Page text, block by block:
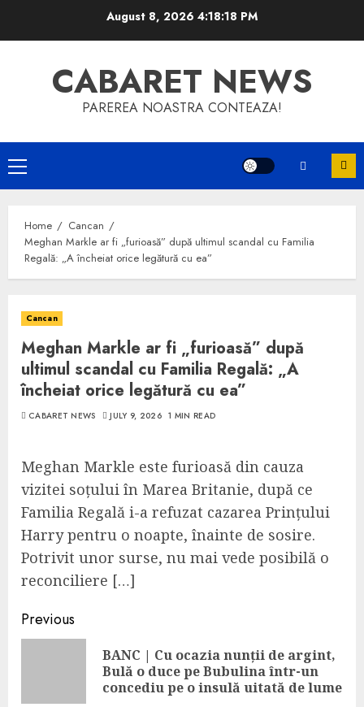
August 8, 2026 4:18:18 PM
CABARET NEWS
PAREREA NOASTRA CONTEAZA!
Primary
Menu
Home
Cancan
Meghan Markle ar fi „furioasă” după ultimul scandal cu Familia
Regală: „A încheiat orice legătură cu ea”
Cancan
Meghan Markle ar fi „furioasă” după
ultimul scandal cu Familia Regală: „A
încheiat orice legătură cu ea”
CABARET NEWS JULY 9, 2026 1 MIN READ
Meghan Markle este furioasă din cauza
vizitei soțului în Marea Britanie, după ce
Familia Regală i-a refuzat cazarea Prințului
Harry pentru o noapte, înainte de sosire.
Potrivit unor surse, nu mai vede posibilă o
reconciliere […]
Continue
Reading
Previous
BANC | Cu ocazia nunții de argint,
Bulă o duce pe Bubulina într-un
concediu pe o insulă uitată de lume